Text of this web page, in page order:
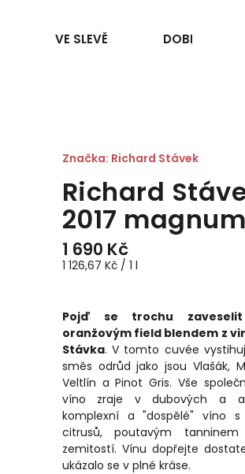
VE SLEVĚ DOBROTY
Richard
2017 magnum
1 690 Kč
1 126,67 Kč / 1 l
Pojď se trochu
oranžovým field blendem z
Stávka. V tomto cuvée
směs odrůd jako jsou Vlašák,
Veltlín a Pinot Gris. Vše
víno zraje v dubových a
komplexní a "dospělé" víno
citrusů, poutavým
zemitostí. Vínu dopřejte
ukázalo se v plné kráse.
Značka: Richard Stávek